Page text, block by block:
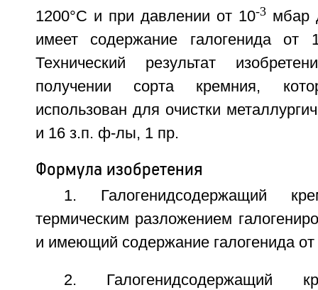
1200°C и при давлении от 10-3мбар
имеет содержание галогенида
Технический результат
получении сорта кремния,
использован для очистки
и 16 з.п. ф-лы, 1 пр.
Формула изобретения
1. Галогенидсодержащий
термическим разложением
и имеющий содержание галогенида от
2. Галогенидсодержащий